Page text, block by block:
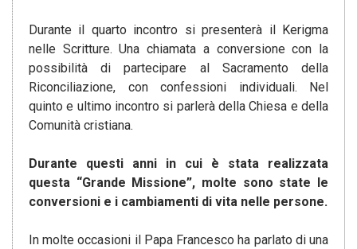
Durante il quarto incontro si presenterà il Kerigma
nelle Scritture. Una chiamata a conversione con la
possibilità di partecipare al Sacramento della
Riconciliazione, con confessioni individuali. Nel
quinto e ultimo incontro si parlerà della Chiesa e della
Comunità cristiana.
Durante questi anni in cui è stata realizzata
questa “Grande Missione”, molte sono state le
conversioni e i cambiamenti di vita nelle persone.
In molte occasioni il Papa Francesco ha parlato di una